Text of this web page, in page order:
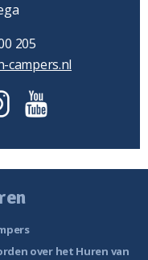
205
campers.nl
over het Huren van